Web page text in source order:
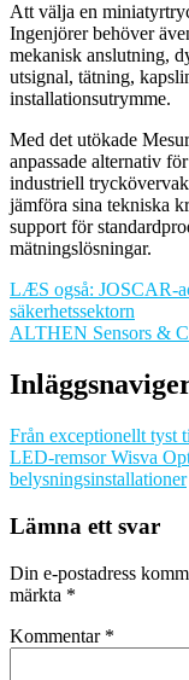
Att välja en
Ingenjörer behöver
mekanisk anslutning,
utsignal, tätning,
installationsutrymme.
Med det utökade
anpassade alternativ
industriell
jämföra sina tekniska
support för
mätningslösningar.
LÆS også: JOSCAR-
säkerhetssektorn
ALTHEN Sensors &
Från exceptionellt tyst
LED-remsor Wisva
belysningsinstallationer
Lämna ett svar
Din e-postadress
märkta *
Kommentar *